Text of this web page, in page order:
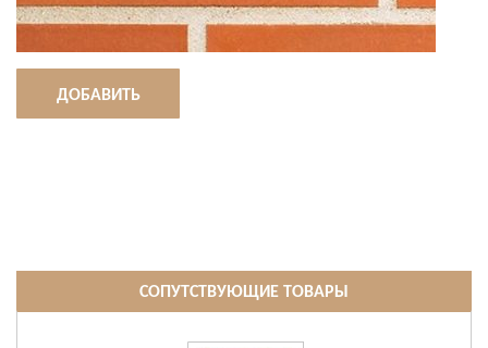
ДОБАВИТЬ
СОПУТСТВУЮЩИЕ ТОВАРЫ